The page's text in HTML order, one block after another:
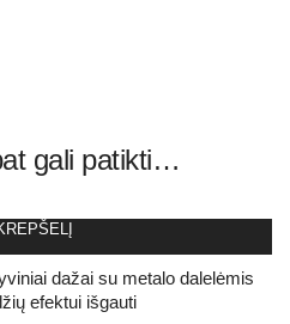
gali patikti…
dažai su metalo dalelėmis
efektui išgauti